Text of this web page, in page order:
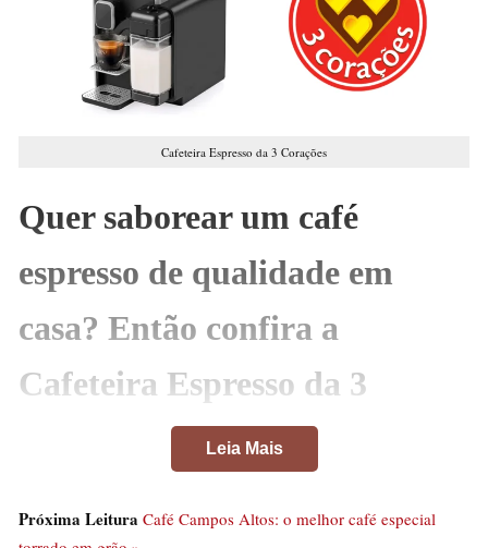
Cafeteira Espresso da 3 Corações
Quer saborear um café
espresso de qualidade em
casa? Então confira a
Cafeteira Espresso da 3
Corações e experimente uma
Leia Mais
Próxima Leitura Café Campos Altos: o melhor café especial